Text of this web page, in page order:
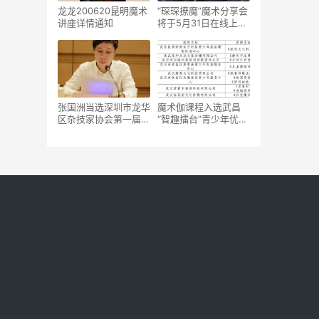
龙龙200620昆明魔术
讲座详情通知
“琛琛撩魔”魔术分享会
将于5月31日在线上开
张国洲当选深圳市龙华
区杂技家协会第一届主
魔术伽课程入选武昌
“智趣擂台”青少年优秀